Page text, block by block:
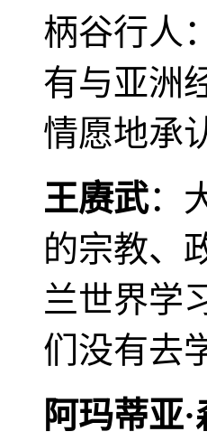
柄谷行人
有与亚洲
情愿地承
王赓武：
的宗教、
兰世界学
们没有去
阿玛蒂亚·